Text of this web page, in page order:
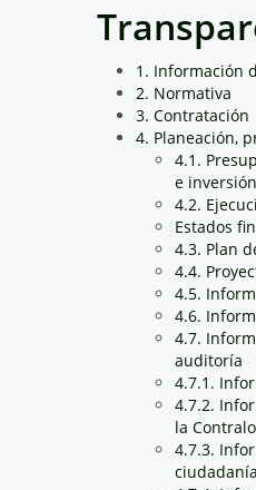
1. Información
2. Normativa
3. Contratación
4. Planeación,
4.1.
e inversión
4.2.
Estados
4.3. Plan
4.4.
4.5.
4.6.
4.7.
auditoría
4.7.1.
4.7.2.
la
4.7.3.
ciudadanía